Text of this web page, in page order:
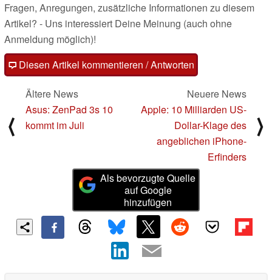
Fragen, Anregungen, zusätzliche Informationen zu diesem
Artikel? - Uns interessiert Deine Meinung (auch ohne
Anmeldung möglich)!
Diesen Artikel kommentieren / Antworten
⟨
Ältere News
Asus: ZenPad 3s 10
kommt im Juli
Neuere News
Apple: 10 Milliarden US-
Dollar-Klage des
angeblichen iPhone-
Erfinders
⟩
Als bevorzugte Quelle
auf Google
hinzufügen